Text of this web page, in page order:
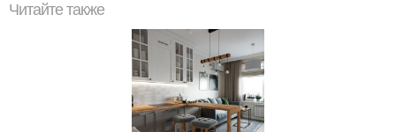
Читайте также